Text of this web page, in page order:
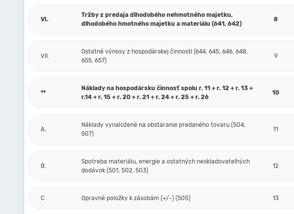
VI.
Tržby z predaja dlhodobého nehmotného majetku,
dlhodobého hmotného majetku a materiálu (641, 642)
8
VII.
Ostatné výnosy z hospodárskej činnosti (644, 645, 646, 648,
655, 657)
9
**
Náklady na hospodársku činnosť spolu r. 11 + r. 12 + r. 13 +
r.14 + r. 15 + r. 20 + r. 21 + r. 24 + r. 25 + r. 26
10
A.
Náklady vynaložené na obstaranie predaného tovaru (504,
507)
11
B.
Spotreba materiálu, energie a ostatných neskladovateľných
dodávok (501, 502, 503)
12
C Opravné položky k zásobám (+/-) (505) 13